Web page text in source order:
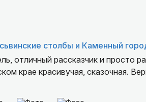
столбы и Каменный
отличный рассказчик и просто
крае красивучая, сказочная.